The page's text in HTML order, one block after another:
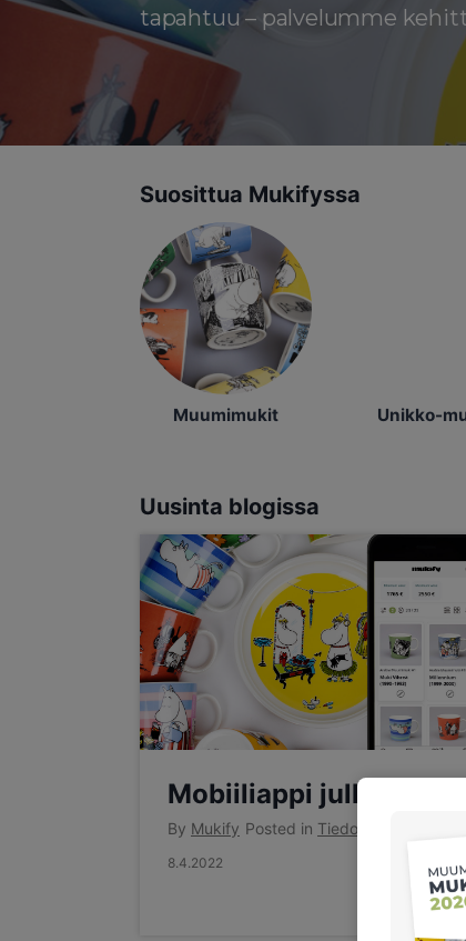
tapahtuu – palvelumme
Suosittua Mukifyssa
Muumimukit Unikko-
Uusinta blogissa
Mobiiliappi julkaistu
By Mukify Posted in Tiedotteet
8.4.2022